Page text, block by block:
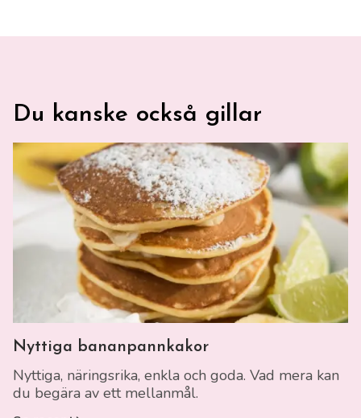
Du kanske också gillar
Nyttiga bananpannkakor
Nyttiga, näringsrika, enkla och goda. Vad mera kan
du begära av ett mellanmål.